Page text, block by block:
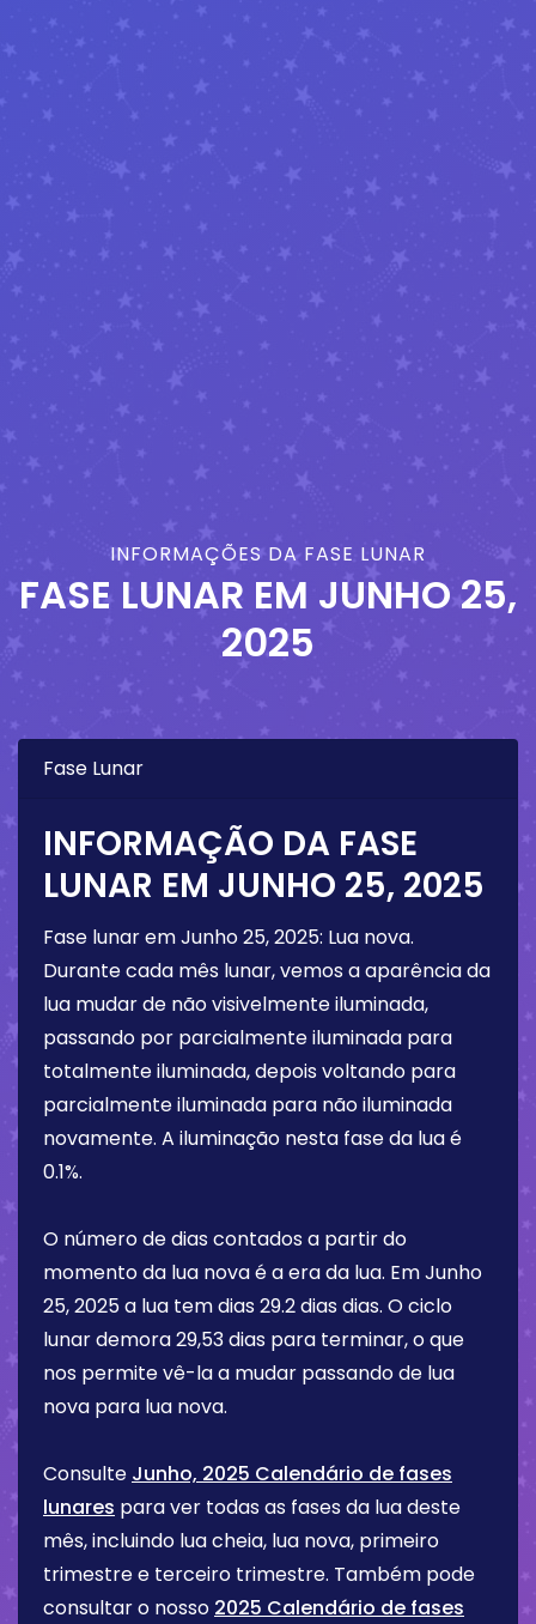
INFORMAÇÕES DA FASE LUNAR
FASE LUNAR EM JUNHO 25,
2025
Fase Lunar
INFORMAÇÃO DA FASE
LUNAR EM JUNHO 25, 2025
Fase lunar emJunho 25, 2025: Lua nova.
Durante cada mês lunar, vemos a aparência da
lua mudar de não visivelmente iluminada,
passando por parcialmente iluminada para
totalmente iluminada, depois voltando para
parcialmente iluminada para não iluminada
novamente. A iluminação nesta fase da lua é
0.1%.
O número de dias contados a partir do
momento da lua nova é a era da lua. EmJunho
25, 2025a lua tem dias 29.2 dias dias. O ciclo
lunar demora 29,53 dias para terminar, o que
nos permite vê-la a mudar passando de lua
nova para lua nova.
Consulte Junho, 2025 Calendário de fases
lunares para ver todas as fases da lua deste
mês, incluindo lua cheia, lua nova, primeiro
trimestre e terceiro trimestre. Também pode
consultar o nosso 2025 Calendário de fases